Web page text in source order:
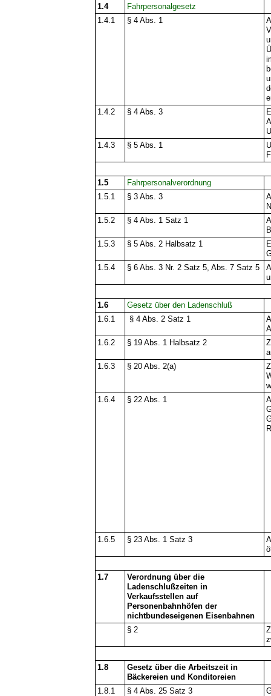
1.4
Fahrpersonalgesetz
1.4.1
§ 4 Abs. 1
1.4.2
§ 4 Abs. 3
1.4.3
§ 5 Abs. 1
1.5
Fahrpersonalverordnung
1.5.1
§ 3 Abs. 3
1.5.2
§ 4 Abs. 1 Satz 1
1.5.3
§ 5 Abs. 2 Halbsatz 1
1.5.4
§ 6 Abs. 3 Nr. 2 Satz 5, Abs. 7 Satz 5
1.6
Gesetz über den Ladenschluß
1.6.1
§ 4 Abs. 2 Satz 1
1.6.2
§ 19 Abs. 1 Halbsatz 2
1.6.3
§ 20 Abs. 2(a)
1.6.4
§ 22 Abs. 1
1.6.5 § 23 Abs. 1 Satz 3
1.7
Verordnung über die
Ladenschlußzeiten in
Verkaufsstellen auf
Personenbahnhöfen der
nichtbundeseigenen Eisenbahnen
§ 2
1.8
Gesetz über die Arbeitszeit in
Bäckereien und Konditoreien
1.8.1
§ 4 Abs. 25 Satz 3